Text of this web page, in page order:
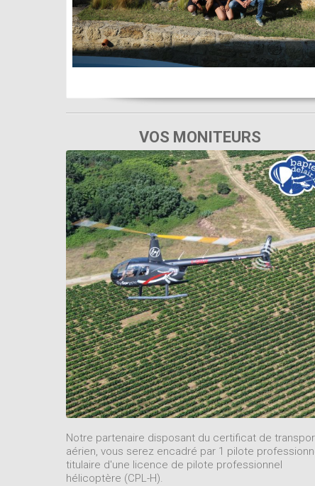
VOS MONITEURS
Notre partenaire disposant du certificat de
aérien, vous serez encadré par 1 pilote
titulaire d'une licence de pilote professionnel
hélicoptère (CPL-H).